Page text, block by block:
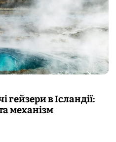
від переляку
фізіологія пілоерекції